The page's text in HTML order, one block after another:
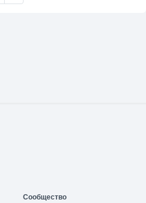
Сообщество